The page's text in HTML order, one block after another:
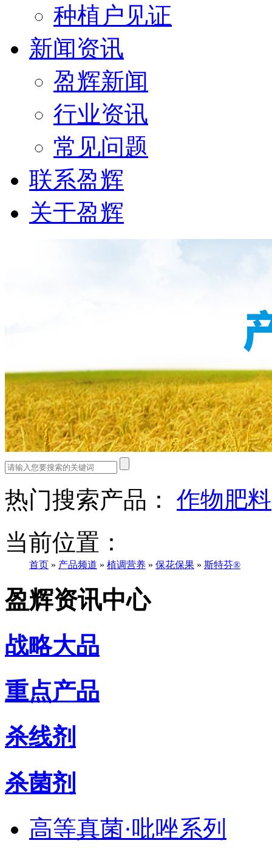
种植户见证
新闻资讯
盈辉新闻
行业资讯
常见问题
联系盈辉
关于盈辉
热门搜索产品： 作物肥料
当前位置：
首页 » 产品频道 » 植调营养 » 保花保果 » 斯特芬®
盈辉资讯中心
战略大品
重点产品
杀线剂
杀菌剂
高等真菌·吡唑系列